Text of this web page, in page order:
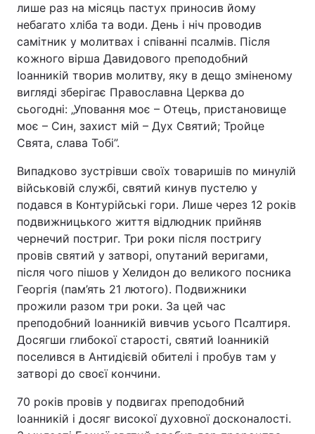
лише раз на місяць пастух приносив йому
небагато хліба та води. День і ніч проводив
самітник у молитвах і співанні псалмів. Після
кожного вірша Давидового преподобний
Іоанникій творив молитву, яку в дещо зміненому
вигляді зберігає Православна Церква до
сьогодні: „Уповання моє – Отець, пристановище
моє – Син, захист мій – Дух Святий; Тройце
Свята, слава Тобі”.
Випадково зустрівши своїх товаришів по минулій
військовій службі, святий кинув пустелю у
подався в Контурійські гори. Лише через 12 років
подвижницького життя відлюдник прийняв
чернечий постриг. Три роки після постригу
провів святий у затворі, опутаний веригами,
після чого пішов у Хелидон до великого посника
Георгія (пам’ять 21 лютого). Подвижники
прожили разом три роки. За цей час
преподобний Іоанникій вивчив усього Псалтиря.
Досягши глибокої старості, святий Іоанникій
поселився в Антидієвій обителі і пробув там у
затворі до своєї кончини.
70 років провів у подвигах преподобний
Іоанникій і досяг високої духовної досконалості.